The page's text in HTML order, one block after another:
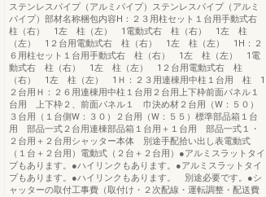
ステンレスパイプ（アルミパイプ）ステンレスパイプ（アルミ
パイプ）部材名称梱包内容H：２３用柱セット１台用手動式右
柱（右） 1左 柱（左） 1電動式右 柱（右） 1左 柱
（左） 1２台用電動式右 柱（右） 1左 柱（左） 1H：２
６用柱セット１台用手動式右 柱（右） 1左 柱（左） 1電
動式右 柱（右） 1左 柱（左） 1２台用電動式右 柱
（右） 1左 柱（左） 1Ｈ：２３用連棟用中柱１台用 柱 1
２台用Ｈ：２６用連棟用中柱１台用２台用上下枠前面パネル１
台用 上下枠２、前面パネル１ 巾決め材２台用（W：５０）
３台用（１台側W：３０）２台用（W：５５）標準部品箱１台
用 部品一式２台用連棟部品箱１台用＋１台用 部品一式１・
２台用＋２台用シャッター本体 別途手配拾い出し表電動式
（１台＋２台用）電動式（２台＋２台用）●アルミスラットタイ
プもあります。●ハイリンクもあります。●アルミスラットタイ
プもあります。●ハイリンクもあります。 別途必要です。●シ
ャッターの取付工事費（取付け・２次配線・運転調整・配送費